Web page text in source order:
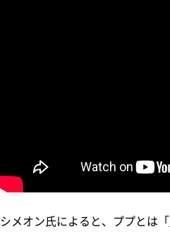
シメオン氏によると、ププとは「